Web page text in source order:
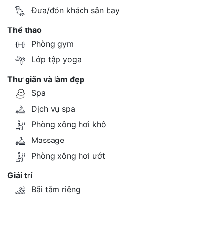
Đưa/đón khách sân bay
Thể thao
Phòng gym
Lớp tập yoga
Thư giãn và làm đẹp
Spa
Dịch vụ spa
Phòng xông hơi khô
Massage
Phòng xông hơi ướt
Giải trí
Bãi tắm riêng